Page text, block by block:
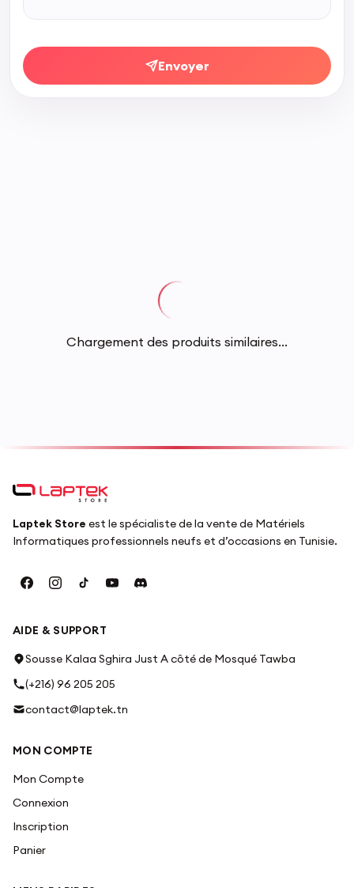
Envoyer
Chargement des produits similaires...
Laptek Store est le spécialiste de la vente de Matériels
Informatiques professionnels neufs et d’occasions en Tunisie.
AIDE & SUPPORT
Sousse Kalaa Sghira Just A côté de Mosqué Tawba
(+216) 96 205 205
contact@laptek.tn
MON COMPTE
Mon Compte
Connexion
Inscription
Panier